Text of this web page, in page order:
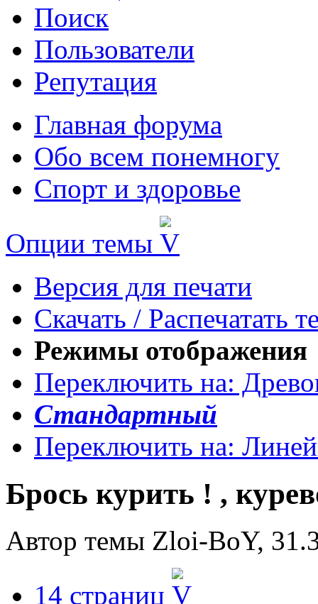
Поиск
Пользователи
Репутация
Главная форума
Обо всем понемногу
Спорт и здоровье
Опции темы
Версия для печати
Скачать / Распечатать
Режимы отображения
Переключить на:
Стандартный
Переключить на:
Брось курить ! ,
Автор темы Zloi-BoY,
14 страниц